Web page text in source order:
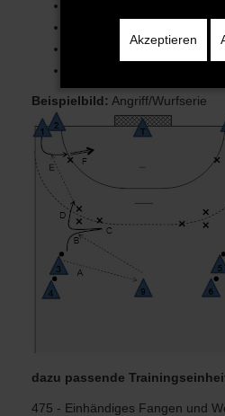
Angriff/Kleingruppe (15/80)
Beispielbild: Angriff/Wurfserie
dazu passende
475 - Einhändiges Fangen und
Akzeptieren